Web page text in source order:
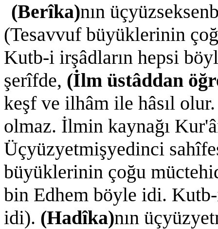
(Berîka)nın
(Tesavvuf büyüklerinin
Kutb-i irşâdların hepsi
şerîfde, (İlm üstâddan
keşf ve ilhâm ile hâsıl
olmaz. İlmin kaynağı
Üçyüzyetmişyedinci
büyüklerinin çoğu
bin Edhem böyle idi.
idi). (Hadîka)nın